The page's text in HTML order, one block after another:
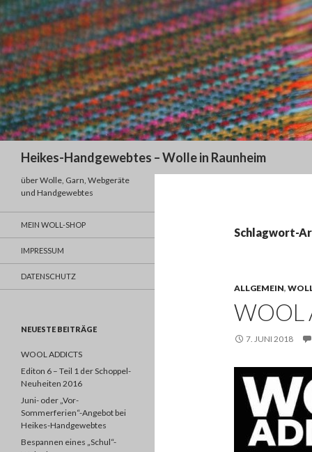
Heikes-Handgewebtes – Wolle in Raunheim
Schlagwort-
ALLGEMEIN,
WOOL
7. JUNI 2018
über Wolle, Garn, Webgeräte
und Handgewebtes
MEIN WOLL-SHOP
IMPRESSUM
DATENSCHUTZ
NEUESTE BEITRÄGE
WOOL ADDICTS
Editon 6 – Teil 1 der Schoppel-
Neuheiten 2016
Juni- oder „Vor-
Sommerferien“-Angebot bei
Heikes-Handgewebtes
Bespannen eines „Schul“-